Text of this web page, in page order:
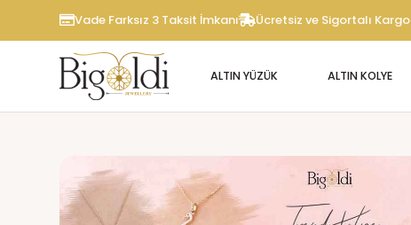
Vade Farksız 3 Taksit İmkanı Ücretsiz ve Sigortalı Kargo
ALTIN YÜZÜK ALTIN KOLYE